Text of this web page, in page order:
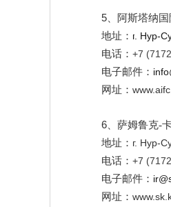
5、阿斯塔纳
地址： г. Нур-
电话： +7
电子邮件：
网址： www.aifc
6、萨姆鲁克-
地址： г. Нур-
电话： +7
电子邮件：
网址： www.sk